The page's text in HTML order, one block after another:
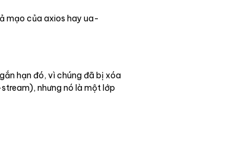
mạo của axios hay ua-
hạn đó, vì chúng đã bị xóa
nhưng nó là một lớp